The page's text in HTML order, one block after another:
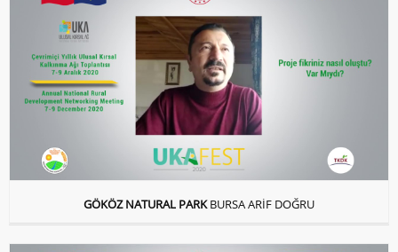
GÖKÖZ NATURAL PARK BURSA ARİF DOĞRU